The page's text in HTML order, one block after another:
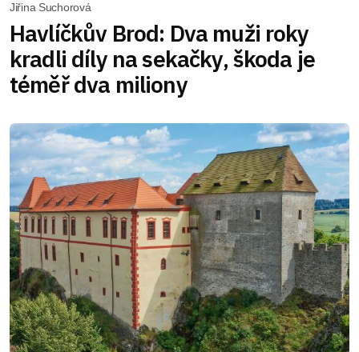
Jiřina Suchorová
Havlíčkův Brod: Dva muži roky
kradli díly na sekačky, škoda je
téměř dva miliony